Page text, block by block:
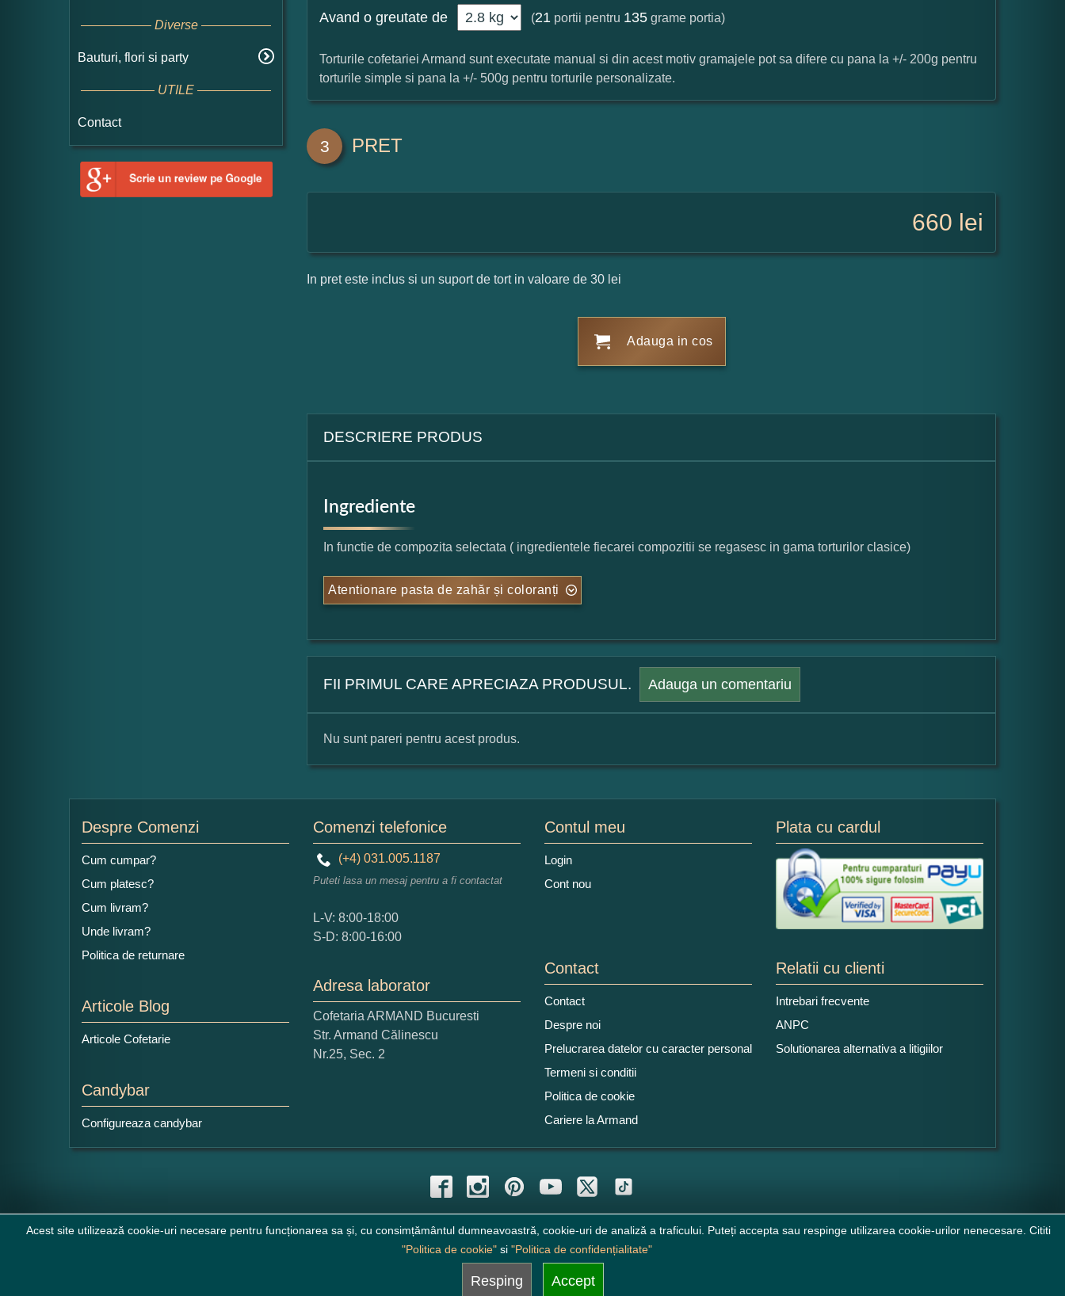
Diverse
Bauturi, flori si party
UTILE
Contact
Avand o greutate de (21 portii pentru 135 grame portia)
Torturile cofetariei Armand sunt executate manual si din acest motiv gramajele pot sa difere cu pana la +/- 200g pentru
torturile simple si pana la +/- 500g pentru torturile personalizate.
3 PRET
660 lei
In pret este inclus si un suport de tort in valoare de 30 lei
Adauga in cos
DESCRIERE PRODUS
Ingrediente
In functie de compozita selectata ( ingredientele fiecarei compozitii se regasesc in gama torturilor clasice)
Atentionare pasta de zahăr și coloranți
FII PRIMUL CARE APRECIAZA PRODUSUL. Adauga un comentariu
Numele dumneavoastra:
Adaugati o parere despre acest produs:
Ce nota acordati acestui produs?
1 2 3
Nu tocmai bun
Nu sunt pareri pentru acest produs.
Despre Comenzi
Cum cumpar?
Cum platesc?
Cum livram?
Unde livram?
Politica de returnare
Articole Blog
Articole Cofetarie
Candybar
Configureaza candybar
Comenzi telefonice
(+4) 031.005.1187
Puteti lasa un mesaj pentru a fi contactat
L-V: 8:00-18:00
S-D: 8:00-16:00
Adresa laborator
Cofetaria ARMAND Bucuresti
Str. Armand Călinescu
Nr.25, Sec. 2
Contul meu
Login
Cont nou
Plata cu cardul
Contact
Contact
Despre noi
Prelucrarea datelor cu caracter personal
Termeni si conditii
Politica de cookie
Cariere la Armand
Relatii cu clienti
Intrebari frecvente
ANPC
Solutionarea alternativa a litigiilor
Acest site utilizează cookie-uri necesare pentru funcționarea sa și, cu consimțământul dumneavoastră, cookie-uri de analiză a traficului. Puteți accepta sau respinge utilizarea cookie-urilor nenecesare. Cititi
"Politica de cookie"si "Politica de confidențialitate"
Resping Accept